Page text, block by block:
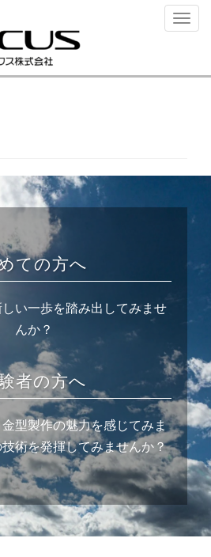
ナ
ー
ての方へ
い一歩を踏み出してみませ
んか？
者の方へ
型製作の魅力を感じてみま
術を発揮してみませんか？